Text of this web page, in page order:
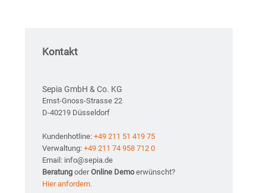
Kontakt
Sepia GmbH & Co. KG
Ernst-Gnoss-Strasse 22
D-40219 Düsseldorf
Kundenhotline: +49 211 51 419 75
Verwaltung: +49 211 74 958 712 0
Email: info@sepia.de
Beratung oderOnline Demoerwünscht?
Hier anfordern.